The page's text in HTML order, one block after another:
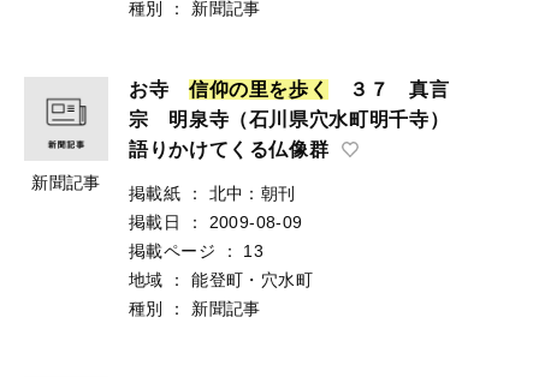
種別
： 新聞記事
新聞記事
お寺 信仰の里を歩 く
３７ 真言
宗 明泉寺（石川県穴水町明千寺）
語りかけてくる仏像群
掲載紙 ：
北中：朝刊
掲載日
：
2009-08-09
掲載ページ
：
13
地域
：
能登町・穴水町
種別
： 新聞記事